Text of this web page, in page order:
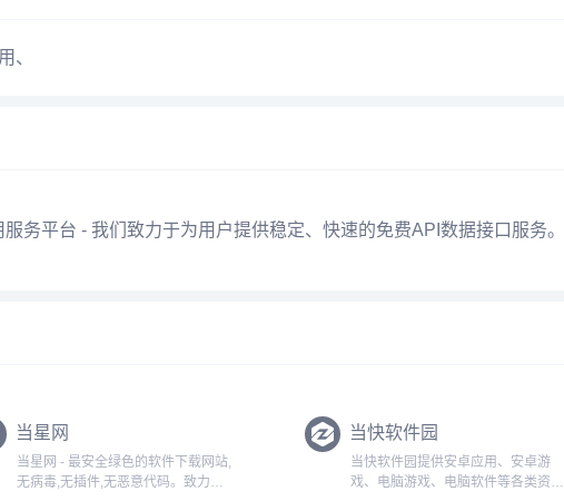
、
务平台 - 我们致力于为用户提供稳定、快速的免费API数据接口服务。
当星网
当星网 - 最安全绿色的软件下载网站,
无病毒,无插件,无恶意代码。致力于
当快软件园
当快软件园提供安卓应用、安卓游
戏、电脑游戏、电脑软件等各类资源